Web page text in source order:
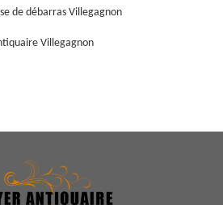
de débarras Villegagnon
Villegagnon